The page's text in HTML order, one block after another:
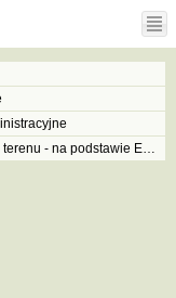
- na podstawie EGiB